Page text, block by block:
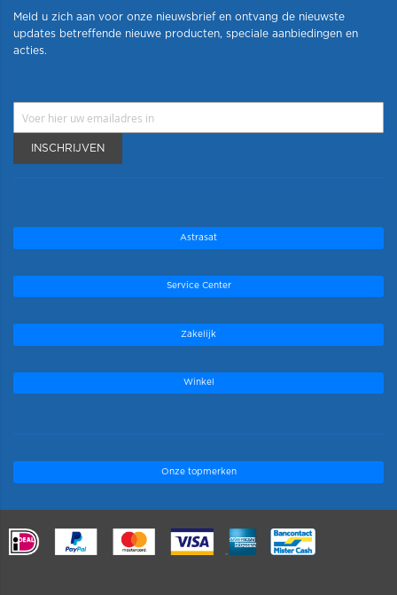
Meld u zich aan voor onze nieuwsbrief en ontvang de nieuwste
updates betreffende nieuwe producten, speciale aanbiedingen en
acties.
INSCHRIJVEN
Astrasat
Service Center
Zakelijk
Winkel
Onze topmerken
.